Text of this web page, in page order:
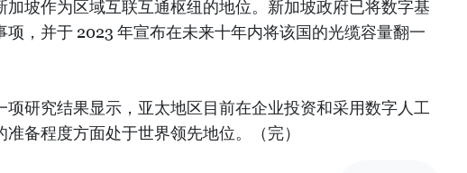
加坡作为区域互联互通枢纽的地位。新加坡政府已将数字基
项，并于 2023 年宣布在未来十年内将该国的光缆容量翻一
项研究结果显示，亚太地区目前在企业投资和采用数字人工
备程度方面处于世界领先地位。（完）